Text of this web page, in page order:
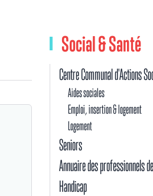
Social & Santé
Centre Communal d'Actions
Aides sociales
Emploi, insertion & logement
Logement
Seniors
Annuaire des professionnels
Handicap